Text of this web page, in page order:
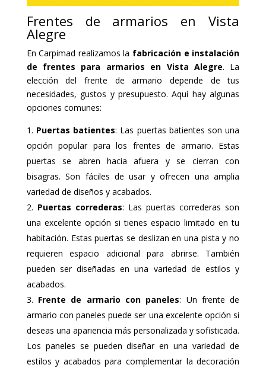
Frentes de armarios en Vista
Alegre
En Carpimad realizamos la fabricación e instalación
de frentes para armarios en Vista Alegre. La
elección del frente de armario depende de tus
necesidades, gustos y presupuesto. Aquí hay algunas
opciones comunes:
Puertas batientes: Las puertas batientes son una
opción popular para los frentes de armario. Estas
puertas se abren hacia afuera y se cierran con
bisagras. Son fáciles de usar y ofrecen una amplia
variedad de diseños y acabados.
Puertas correderas: Las puertas correderas son
una excelente opción si tienes espacio limitado en tu
habitación. Estas puertas se deslizan en una pista y no
requieren espacio adicional para abrirse. También
pueden ser diseñadas en una variedad de estilos y
acabados.
Frente de armario con paneles: Un frente de
armario con paneles puede ser una excelente opción si
deseas una apariencia más personalizada y sofisticada.
Los paneles se pueden diseñar en una variedad de
estilos y acabados para complementar la decoración